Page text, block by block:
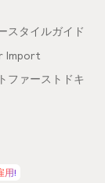
スタイルガイド
Import
ファーストドキ
用!